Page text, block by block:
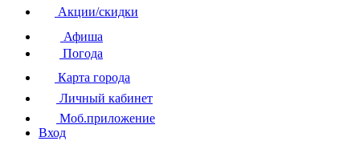
Акции/скидки
Афиша
Погода
Карта города
Личный кабинет
Моб.приложение
Вход